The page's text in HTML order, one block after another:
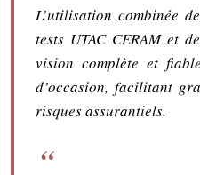
L’utilisation combinée
tests UTAC CERAM et
vision complète et
d’occasion, facilitant
risques assurantiels.